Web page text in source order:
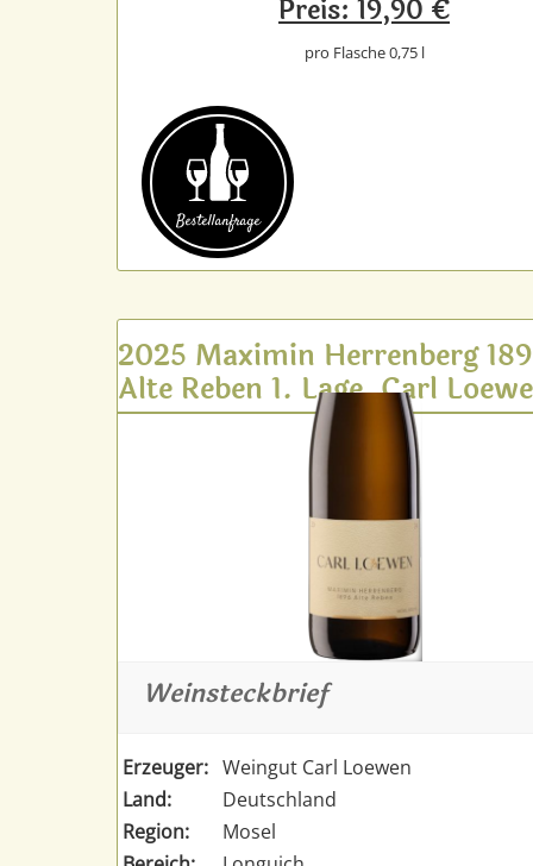
Preis: 19,90 €
pro Flasche 0,75 l
Bestell­anfrage
2025 Maximin Herrenberg
Alte Reben 1. Lage, Carl
Weinsteckbrief
Erzeuger: Weingut Carl Loewen
Land:
Deutschland
Region:
Mosel